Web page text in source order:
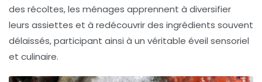
des récoltes, les ménages apprennent à diversifier
leurs assiettes et à redécouvrir des ingrédients souvent
délaissés, participant ainsi à un véritable éveil sensoriel
et culinaire.